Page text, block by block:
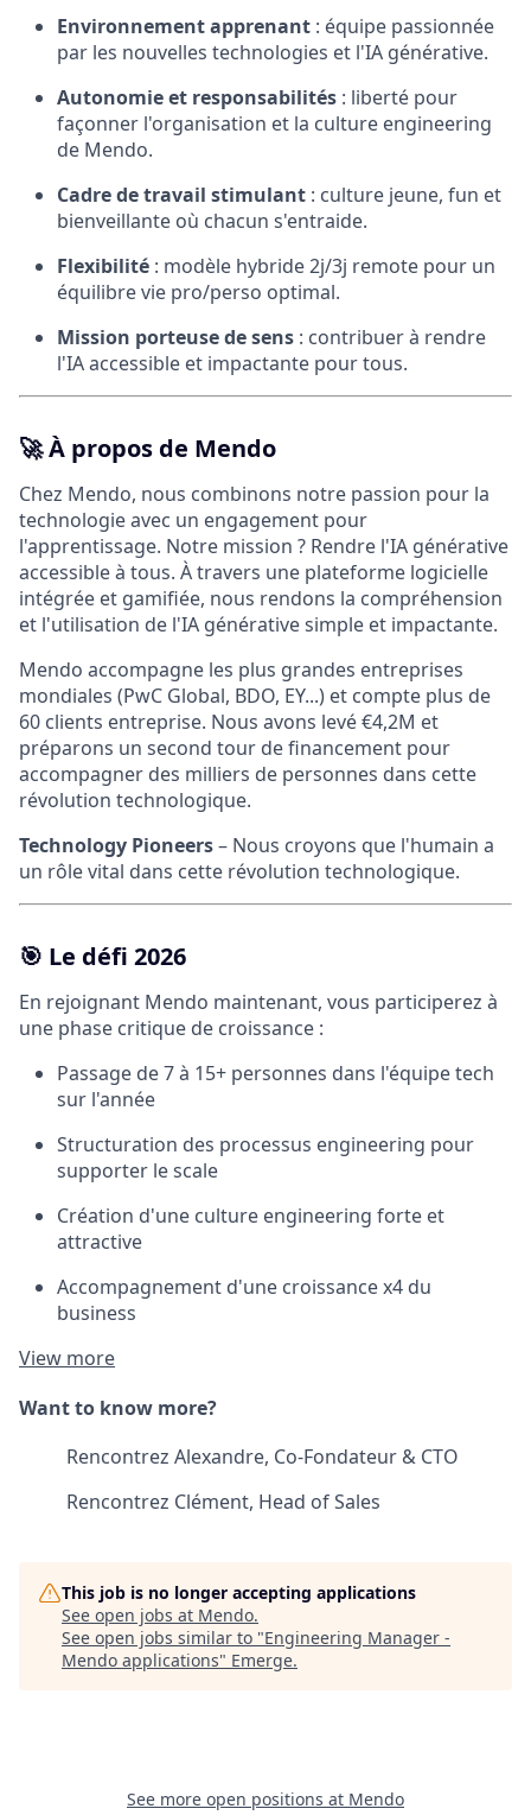
Environnement apprenant : équipe passionnée
par les nouvelles technologies et l'IA générative.
Autonomie et responsabilités : liberté pour
façonner l'organisation et la culture engineering
de Mendo.
Cadre de travail stimulant : culture jeune, fun et
bienveillante où chacun s'entraide.
Flexibilité : modèle hybride 2j/3j remote pour un
équilibre vie pro/perso optimal.
Mission porteuse de sens : contribuer à rendre
l'IA accessible et impactante pour tous.
🚀À propos de Mendo
Chez Mendo, nous combinons notre passion pour la
technologie avec un engagement pour
l'apprentissage. Notre mission ? Rendre l'IA générative
accessible à tous. À travers une plateforme logicielle
intégrée et gamifiée, nous rendons la compréhension
et l'utilisation de l'IA générative simple et impactante.
Mendo accompagne les plus grandes entreprises
mondiales (PwC Global, BDO, EY...) et compte plus de
60 clients entreprise. Nous avons levé €4,2M et
préparons un second tour de financement pour
accompagner des milliers de personnes dans cette
révolution technologique.
Technology Pioneers– Nous croyons que l'humain a
un rôle vital dans cette révolution technologique.
🎯 Le défi 2026
En rejoignant Mendo maintenant, vous participerez à
une phase critique de croissance :
Passage de 7 à 15+ personnes dans l'équipe tech
sur l'année
Structuration des processus engineering pour
supporter le scale
Création d'une culture engineering forte et
attractive
Accompagnement d'une croissance x4 du
business
View more
Want to know more?
Rencontrez Alexandre, Co-Fondateur & CTO
Rencontrez Clément, Head of Sales
This job is no longer accepting applications
See open jobs at Mendo.
See open jobs similar to "Engineering Manager -
Mendo applications" Emerge.
See more open positions at Mendo